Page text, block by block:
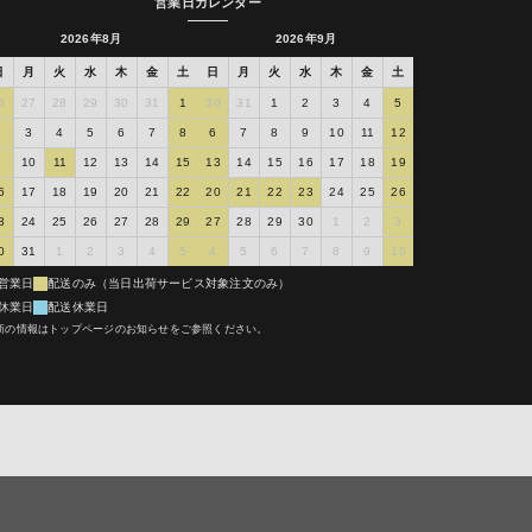
く同意したも
合において
術料を負担
代を負担す
等は出来か
・調整・点
り弊社に直
するものと
付いただく
を取り外
による責任
営業日カレンダー
2026年8月
月 火 水 木 金 土
27 28 29 30 31 1
3 4 5 6 7 8
10 11 12 13 14 15
17 18 19 20 21 22
24 25 26 27 28 29
31 1 2 3 4 5
2026年9月
日 月 火 水 木 金 土
30 31 1 2 3 4 5
6 7 8 9 10 11 12
13 14 15 16 17 18 19
20 21 22 23 24 25 26
27 28 29 30 1 2 3
4 5 6 7 8 9 10
業日
配送のみ（当日出荷サービス対象注文のみ）
業日
配送休業日
の情報はトップページのお知らせをご参照ください。